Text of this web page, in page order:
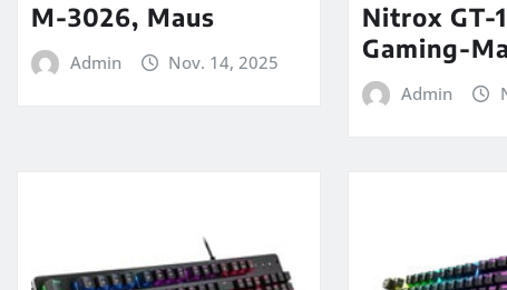
M-3026, Maus
Admin Nov. 14, 2025
Nitrox GT-
Gaming-
Admin